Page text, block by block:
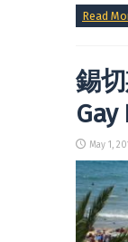
Read
錫
Gay
May 1,